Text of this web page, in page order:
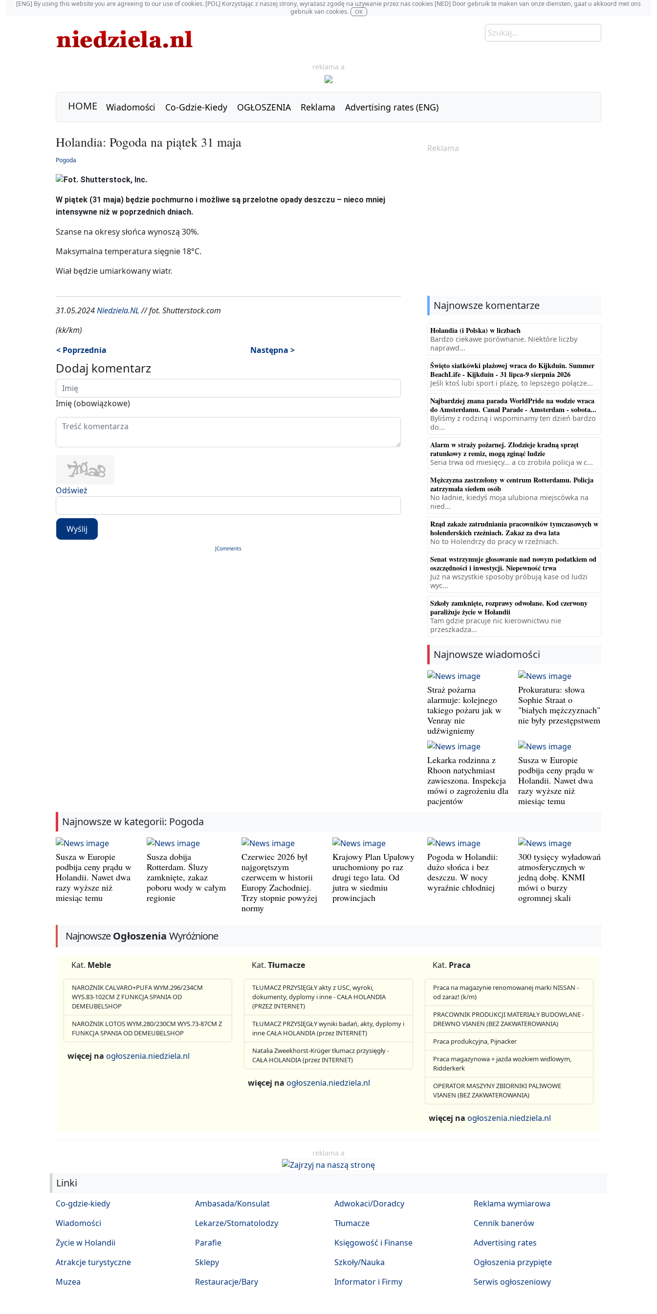
[ENG] By using this website you are agreeing to our use of cookies. [POL] Korzystając z naszej strony, wyrażasz zgodę na używanie przez nas cookies [NED] Door gebruik te maken van onze diensten, gaat u akkoord met ons
gebruik van cookies.
OK
reklama a
HOME Wiadomości Co-Gdzie-Kiedy OGŁOSZENIA Reklama Advertising rates (ENG)
Holandia: Pogoda na piątek 31 maja
Pogoda
W piątek (31 maja) będzie pochmurno i możliwe są przelotne opady deszczu – nieco mniej
intensywne niż w poprzednich dniach.
Szanse na okresy słońca wynoszą 30%.
Maksymalna temperatura sięgnie 18°C.
Wiał będzie umiarkowany wiatr.
31.05.2024Niedziela.NL// fot. Shutterstock.com
(kk/km)
< Poprzednia
Następna >
Dodaj komentarz
Imię (obowiązkowe)
Odśwież
Wyślij
JComments
Reklama
Najnowsze komentarze
Holandia (i Polska) w liczbach
Bardzo ciekawe porównanie. Niektóre liczby
naprawd...
Święto siatkówki plażowej wraca do Kijkduin. Summer
BeachLife - Kijkduin - 31 lipca-9 sierpnia 2026
Jeśli ktoś lubi sport i plażę, to lepszego połącze...
Najbardziej znana parada WorldPride na wodzie wraca
do Amsterdamu. Canal Parade - Amsterdam - sobota...
Byliśmy z rodziną i wspominamy ten dzień bardzo
do...
Alarm w straży pożarnej. Złodzieje kradną sprzęt
ratunkowy z remiz, mogą zginąć ludzie
Seria trwa od miesięcy... a co zrobiła policja w c...
Mężczyzna zastrzelony w centrum Rotterdamu. Policja
zatrzymała siedem osób
No ładnie, kiedyś moja ulubiona miejscówka na
nied...
Rząd zakaże zatrudniania pracowników tymczasowych w
holenderskich rzeźniach. Zakaz za dwa lata
No to Holendrzy do pracy w rzeźniach.
Senat wstrzymuje głosowanie nad nowym podatkiem od
oszczędności i inwestycji. Niepewność trwa
Już na wszystkie sposoby próbują kase od ludzi
wyc...
Szkoły zamknięte, rozprawy odwołane. Kod czerwony
paraliżuje życie w Holandii
Tam gdzie pracuje nic kierownictwu nie
przeszkadza...
Najnowsze wiadomości
Straż pożarna
alarmuje: kolejnego
takiego pożaru jak w
Venray nie
udźwigniemy
Prokuratura: słowa
Sophie Straat o
"białych mężczyznach"
nie były przestępstwem
Lekarka rodzinna z
Rhoon natychmiast
zawieszona. Inspekcja
mówi o zagrożeniu dla
pacjentów
Susza w Europie
podbija ceny prądu w
Holandii. Nawet dwa
razy wyższe niż
miesiąc temu
Najnowsze w kategorii: Pogoda
Susza w Europie
podbija ceny prądu w
Holandii. Nawet dwa
razy wyższe niż
miesiąc temu
Susza dobija
Rotterdam. Śluzy
zamknięte, zakaz
poboru wody w całym
regionie
Czerwiec 2026 był
najgorętszym
czerwcem w historii
Europy Zachodniej.
Trzy stopnie powyżej
normy
Krajowy Plan Upałowy
uruchomiony po raz
drugi tego lata. Od
jutra w siedmiu
prowincjach
Pogoda w Holandii:
dużo słońca i bez
deszczu. W nocy
wyraźnie chłodniej
300 tysięcy wyładowań
atmosferycznych w
jedną dobę. KNMI
mówi o burzy
ogromnej skali
NajnowszeOgłoszenia Wyróżnione
Kat. Meble
NAROŻNIK CALVARO+PUFA WYM.296/234CM
WYS.83-102CM Z FUNKCJA SPANIA OD
DEMEUBELSHOP
NAROŻNIK LOTOS WYM.280/230CM WYS.73-87CM Z
FUNKCJA SPANIA OD DEMEUBELSHOP
więcej na ogłoszenia.niedziela.nl
Kat. Tłumacze
TŁUMACZ PRZYSIĘGŁY akty z USC, wyroki,
dokumenty, dyplomy i inne - CAŁA HOLANDIA
(PRZEZ INTERNET)
TŁUMACZ PRZYSIĘGŁY wyniki badań, akty, dyplomy i
inne CAŁA HOLANDIA (przez INTERNET)
Natalia Zweekhorst-Krüger tłumacz przysięgły -
CAŁA HOLANDIA (przez INTERNET)
więcej naogłoszenia.niedziela.nl
Kat. Praca
Praca na magazynie renomowanej marki NISSAN -
od zaraz! (k/m)
PRACOWNIK PRODUKCJI MATERIAŁY BUDOWLANE -
DREWNO VIANEN (BEZ ZAKWATEROWANIA)
Praca produkcyjna, Pijnacker
Praca magazynowa + jazda wozkiem widlowym,
Ridderkerk
OPERATOR MASZYNY ZBIORNIKI PALIWOWE
VIANEN (BEZ ZAKWATEROWANIA)
więcej na ogłoszenia.niedziela.nl
reklama a
Linki
Co-gdzie-kiedy
Wiadomości
Życie w Holandii
Atrakcje turystyczne
Muzea
Ambasada/Konsulat
Lekarze/Stomatolodzy
Parafie
Sklepy
Restauracje/Bary
Adwokaci/Doradcy
Tłumacze
Księgowość i Finanse
Szkoły/Nauka
Informator i Firmy
Reklama wymiarowa
Cennik banerów
Advertising rates
Ogłoszenia przypięte
Serwis ogłoszeniowy